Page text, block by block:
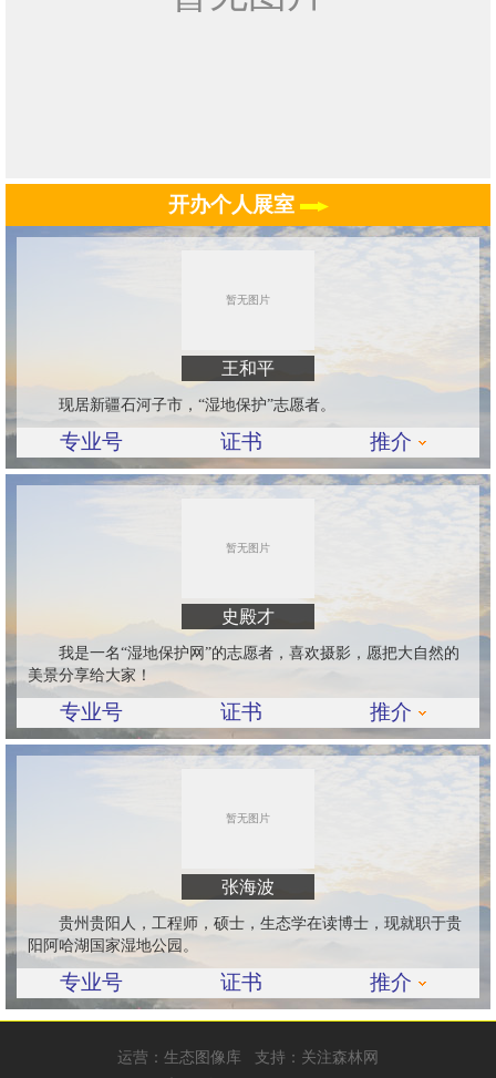
开办个人展室
王和平
现居新疆石河子市，“湿地保护”志愿者。
专业号 证书 推介
史殿才
我是一名“湿地保护网”的志愿者，喜欢摄影，愿把大自然的
美景分享给大家！
专业号 证书 推介
张海波
贵州贵阳人，工程师，硕士，生态学在读博士，现就职于贵
阳阿哈湖国家湿地公园。
专业号 证书 推介
运营： 生态图像库 支持： 关注森林网